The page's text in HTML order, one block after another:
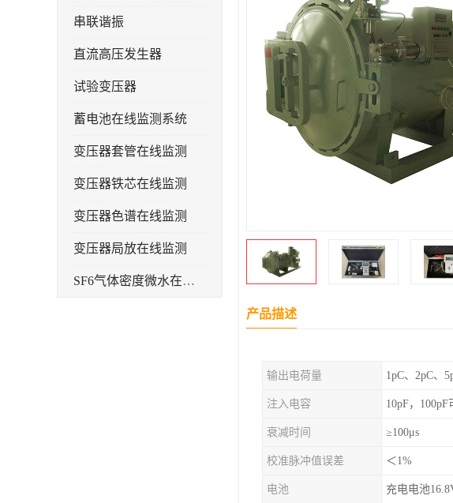
串联谐振
直流高压发生器
试验变压器
蓄电池在线监测系统
变压器套管在线监测
变压器铁芯在线监测
变压器色谱在线监测
变压器局放在线监测
SF6气体密度微水在线监测系统
产品描述
输出电荷量 1pC、2pC、
注入电容 10pF，100pF
衰减时间 ≥100μs
校准脉冲值误差 ＜1%
电池 充电电池